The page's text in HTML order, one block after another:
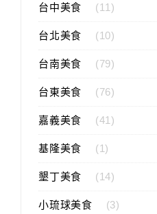
台中美食 (11)
台北美食 (10)
台南美食 (79)
台東美食 (76)
嘉義美食 (41)
基隆美食 (1)
墾丁美食 (14)
小琉球美食 (3)